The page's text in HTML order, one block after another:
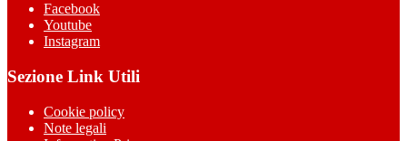
Facebook
Youtube
Instagram
Sezione Link Utili
Cookie policy
Note legali